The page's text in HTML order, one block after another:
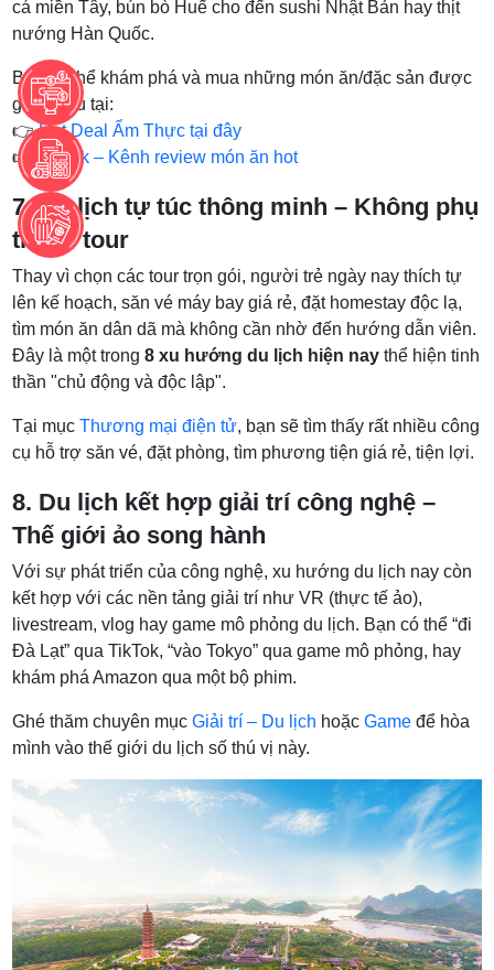
cá miền Tây, bún bò Huế cho đến sushi Nhật Bản hay thịt
nướng Hàn Quốc.
Bạn có thể khám phá và mua những món ăn/đặc sản được
giới thiệu tại:
👉Hot Deal Ẩm Thực tại đây
👉
TikTok – Kênh review món ăn hot
7. Du lịch tự túc thông minh – Không phụ
thuộc tour
Thay vì chọn các tour trọn gói, người trẻ ngày nay thích tự
lên kế hoạch, săn vé máy bay giá rẻ, đặt homestay độc lạ,
tìm món ăn dân dã mà không cần nhờ đến hướng dẫn viên.
Đây là một trong8 xu hướng du lịch hiện nay thể hiện tinh
thần "chủ động và độc lập".
Tại mụcThương mại điện tử, bạn sẽ tìm thấy rất nhiều công
cụ hỗ trợ săn vé, đặt phòng, tìm phương tiện giá rẻ, tiện lợi.
8. Du lịch kết hợp giải trí công nghệ –
Thế giới ảo song hành
Với sự phát triển của công nghệ, xu hướng du lịch nay còn
kết hợp với các nền tảng giải trí như VR (thực tế ảo),
livestream, vlog hay game mô phỏng du lịch. Bạn có thể “đi
Đà Lạt” qua TikTok, “vào Tokyo” qua game mô phỏng, hay
khám phá Amazon qua một bộ phim.
Ghé thăm chuyên mụcGiải trí – Du lịch hoặcGame để hòa
mình vào thế giới du lịch số thú vị này.